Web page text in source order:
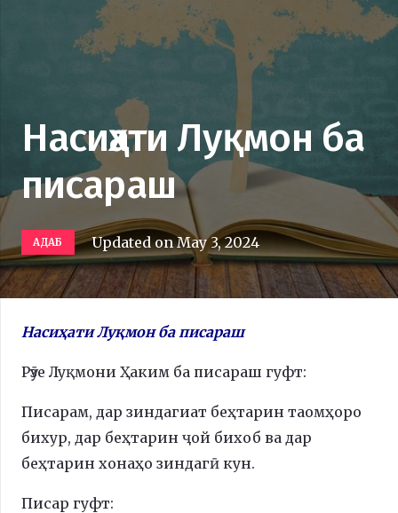
Насиҳати Луқмон ба
писараш
АДАБ Updated onMay 3, 2024
Насиҳати Луқмон ба писараш
Рӯзе Луқмони Ҳаким ба писараш гуфт:
Писарам, дар зиндагиат беҳтарин таомҳоро
бихур, дар беҳтарин ҷой бихоб ва дар
беҳтарин хонаҳо зиндагӣ кун.
Писар гуфт: